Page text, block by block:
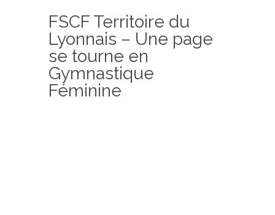
FSCF Territoire du
Lyonnais – Une page
se tourne en
Gymnastique
Féminine